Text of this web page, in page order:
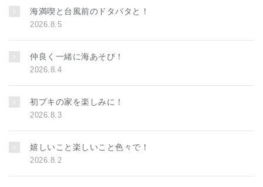
海満喫と台風前のドタバタと！
2026.8.5
仲良く一緒に海あそび！
2026.8.4
初プキの家を楽しみに！
2026.8.3
嬉しいこと楽しいこと色々で！
2026.8.2